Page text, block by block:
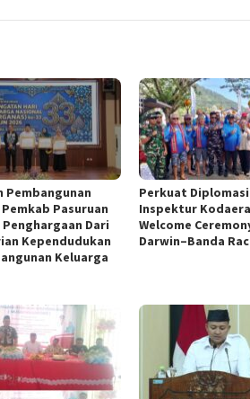
Pembangunan
Pasuruan
Dari
Kependudukan
Keluarga
Perkuat
Inspektur
Welcome
Darwin–Banda